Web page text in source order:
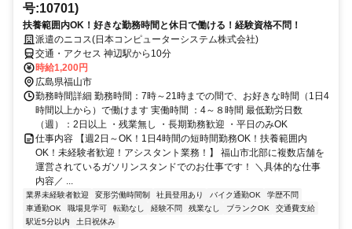
号:10701)
扶養範囲内OK！好きな勤務時間と休日で働ける！経験資格不問！
派遣のニコス(日本コンピューターシステム株式会社)
交通・アクセス 神辺駅から10分
時給1,200円
広島県福山市
勤務時間詳細 勤務時間：7時～21時までの間で、お好きな時間（1日4
時間以上から）で働けます 実働時間 ：4～８時間 最低勤労日数
（週）：2日以上 ・残業無し ・長期勤務歓迎 ・平日のみOK
仕事内容 【週2日～OK！1日4時間の短時間勤務OK！扶養範囲内
OK！未経験者歓迎！アシスタント業務！】 福山市北部に複数店舗を
運営されているガソリンスタンドでのお仕事です！ ＼具体的な仕事
内容／ ...
業界未経験者歓迎 変形労働時間制 社員登用あり バイク通勤OK
学歴不問
車通勤OK
職場見学可 転勤なし 経験不問 残業なし ブランクOK
交通費支給
駅近5分以内
土日祝休み